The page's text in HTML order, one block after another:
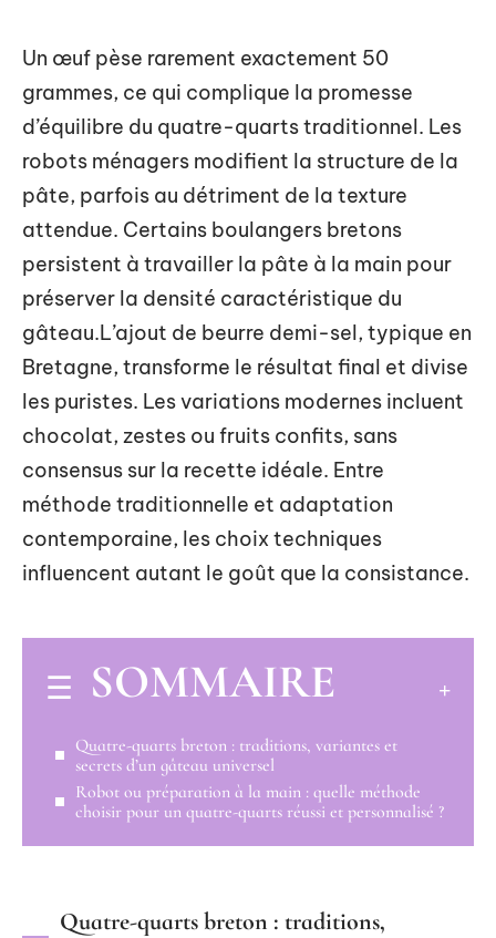
Un œuf pèse rarement exactement 50
grammes, ce qui complique la promesse
d’équilibre du quatre-quarts traditionnel. Les
robots ménagers modifient la structure de la
pâte, parfois au détriment de la texture
attendue. Certains boulangers bretons
persistent à travailler la pâte à la main pour
préserver la densité caractéristique du
gâteau.L’ajout de beurre demi-sel, typique en
Bretagne, transforme le résultat final et divise
les puristes. Les variations modernes incluent
chocolat, zestes ou fruits confits, sans
consensus sur la recette idéale. Entre
méthode traditionnelle et adaptation
contemporaine, les choix techniques
influencent autant le goût que la consistance.
SOMMAIRE
Quatre-quarts breton : traditions, variantes et
secrets d’un gâteau universel
Robot ou préparation à la main : quelle méthode
choisir pour un quatre-quarts réussi et personnalisé ?
Quatre-quarts breton : traditions,